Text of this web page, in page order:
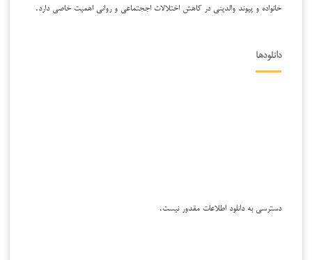
خانواده و پیوند والدینی در کاهش اختلالات اججتماعی و روانی اهمیت خاصی دارد.
دانلودها
دسترسی به دانلود اطلاعات مقدور نیست.